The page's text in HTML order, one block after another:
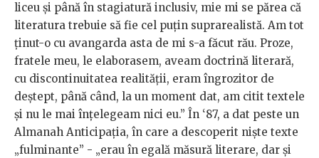
liceu și până în stagiatură inclusiv, mie mi se părea că
literatura trebuie să fie cel puțin suprarealistă. Am tot
ținut-o cu avangarda asta de mi s-a făcut rău. Proze,
fratele meu, le elaborasem, aveam doctrină literară,
cu discontinuitatea realității, eram îngrozitor de
deștept, până când, la un moment dat, am citit textele
și nu le mai înțelegeam nici eu.” În ‘87, a dat peste un
Almanah Anticipația, în care a descoperit niște texte
„fulminante” - „erau în egală măsură literare, dar și